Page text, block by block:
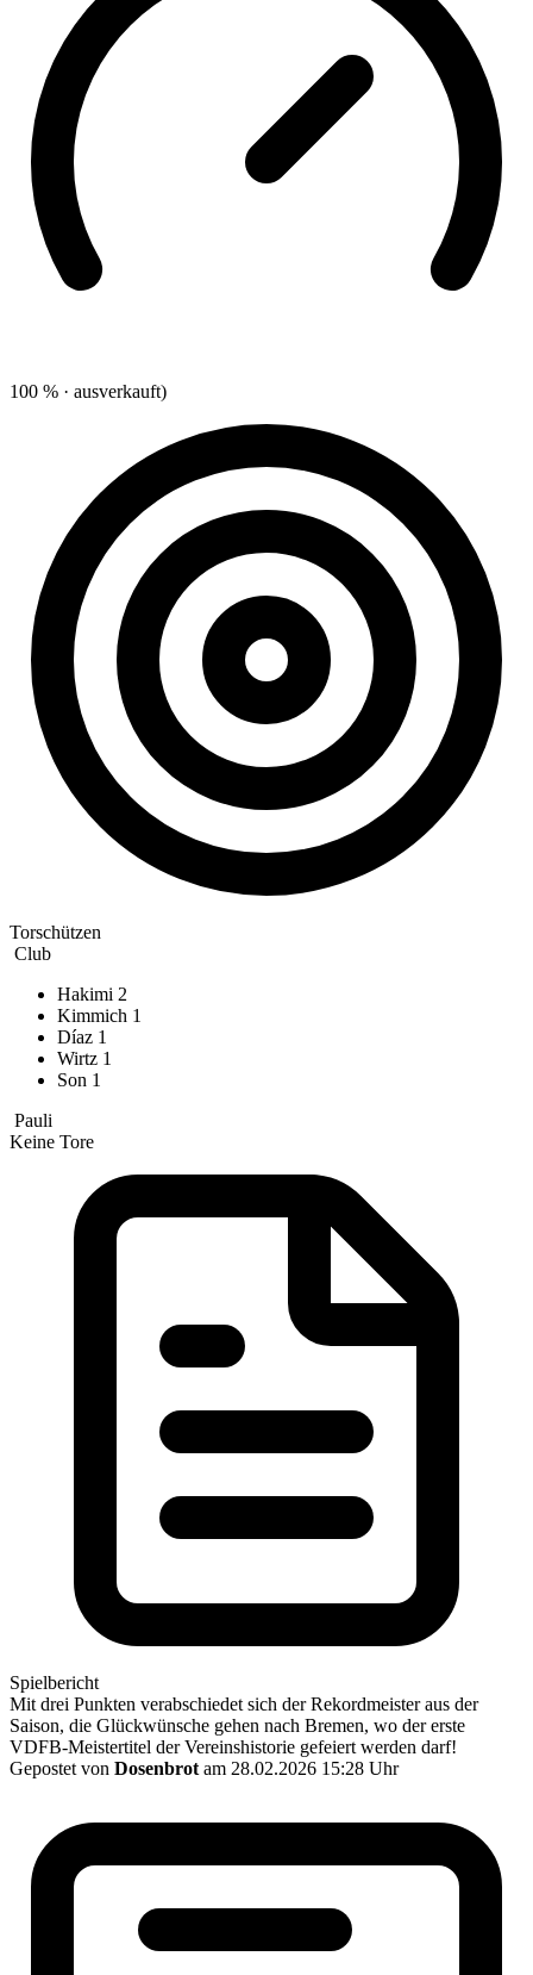
100 % · ausverkauft)
Torschützen
Club
Hakimi 2
Kimmich 1
Díaz 1
Wirtz 1
Son 1
Pauli
Keine Tore
Spielbericht
Mit drei Punkten verabschiedet sich der Rekordmeister aus der
Saison, die Glückwünsche gehen nach Bremen, wo der erste
VDFB-Meistertitel der Vereinshistorie gefeiert werden darf!
Gepostet von Dosenbrot am 28.02.2026 15:28 Uhr